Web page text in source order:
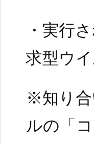
・実行
求型ウ
※知り合
ルの「